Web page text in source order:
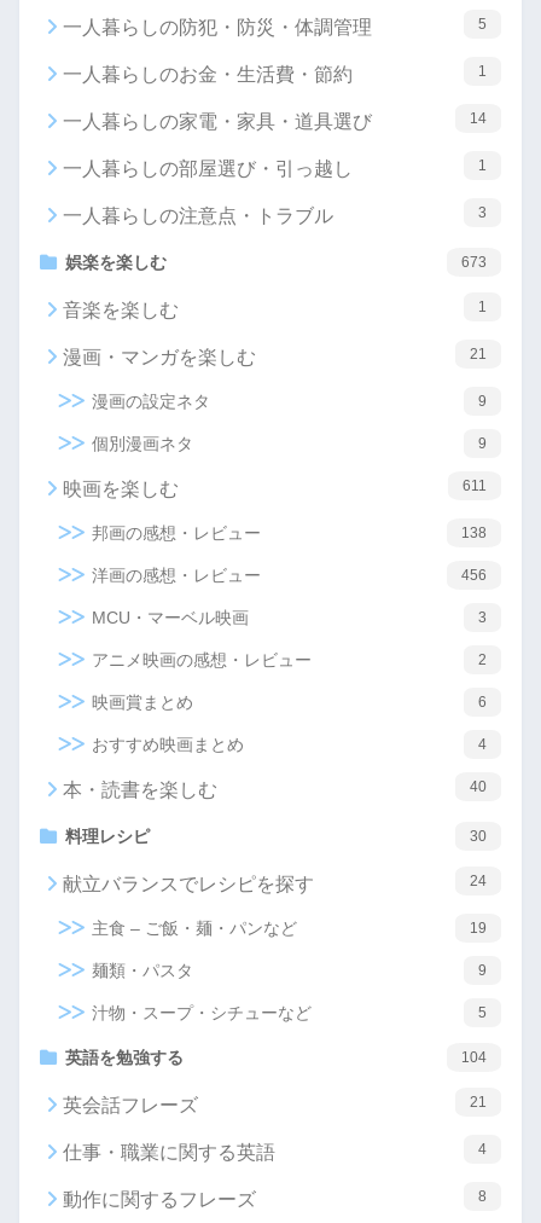
一人暮らしの防犯・防災・体調管理 5
一人暮らしのお金・生活費・節約 1
一人暮らしの家電・家具・道具選び 14
一人暮らしの部屋選び・引っ越し 1
一人暮らしの注意点・トラブル 3
娯楽を楽しむ 673
音楽を楽しむ 1
漫画・マンガを楽しむ 21
漫画の設定ネタ 9
個別漫画ネタ 9
映画を楽しむ 611
邦画の感想・レビュー 138
洋画の感想・レビュー 456
MCU・マーベル映画 3
アニメ映画の感想・レビュー 2
映画賞まとめ 6
おすすめ映画まとめ 4
本・読書を楽しむ 40
料理レシピ 30
献立バランスでレシピを探す 24
主食 – ご飯・麺・パンなど 19
麺類・パスタ 9
汁物・スープ・シチューなど 5
英語を勉強する 104
英会話フレーズ 21
仕事・職業に関する英語 4
動作に関するフレーズ 8